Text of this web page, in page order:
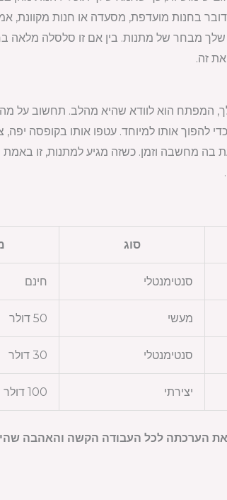
בחנות מועדפת, מסעדה או חנות מקוונת,
מבחר של מתנות. בין אם זו סלסלה מלאה
זה.
המפתח הוא לוודא שהיא מהלב. תחשוב על
להפוך אותו למיוחד. עטפו אותו בקופסה
מחשבה וזמן. כשזה מגיע למתנות, זו
סוג
סנטימנטלי חינם
מעשי 50 דולר
סנטימנטלי 30 דולר
יצירתי 100 דולר
הערכתה לכל העבודה הקשה והאהבה